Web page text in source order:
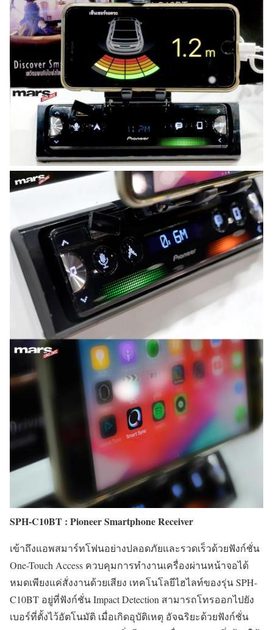
SPH-C10BT : Pioneer Smartphone Receiver
เข้าถึงแอพสมาร์ทโฟนอย่างปลอดภัยและรวดเร็วด้วยฟังก์ชั่น
One-Touch Access ควบคุมการทำงานเครื่องผ่านหน้าจอได้
หมดเพียงแค่สั่งงานด้วยเสียง เทคโนโลยีไฮไลท์ของรุ่น SPH-
C10BT อยู่ที่ฟังก์ชั่น Impact Detection สามารถโทรออกไปยัง
เบอร์ที่ตั้งไว้อัตโนมัติ เมื่อเกิดอุบัติเหตุ อัจฉริยะด้วยฟังก์ชั่น